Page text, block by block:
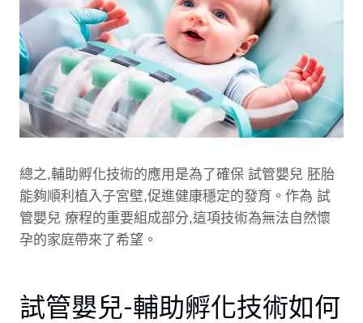
總之,輔助孵化技術的應用是為了確保 試管嬰兒 胚胎
能夠順利植入子宮壁,促進健康穩定的發育。作為 試
管嬰兒 療程的重要組成部分,這項技術為無法自然懷
孕的家庭帶來了希望。
試管嬰兒-輔助孵化技術如何